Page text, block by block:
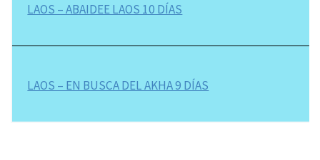
LAOS – ABAIDEE LAOS 10 DÍAS
LAOS – EN BUSCA DEL AKHA 9 DÍAS